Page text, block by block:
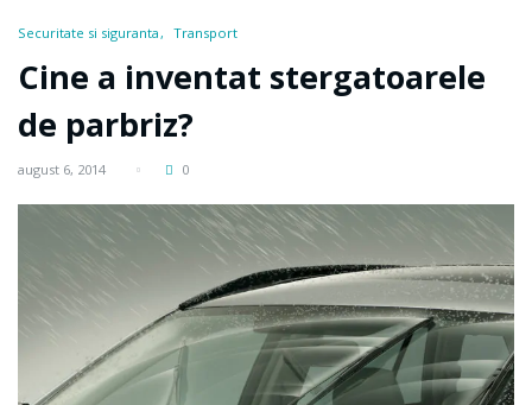
Securitate si siguranta Transport
Cine a inventat stergatoarele
de parbriz?
august 6, 2014 0